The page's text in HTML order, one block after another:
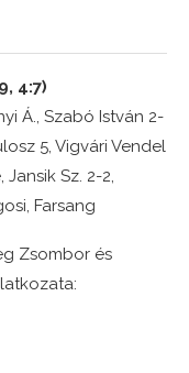
4:7)
Á., Szabó István 2-
5, Vigvári Vendel
Jansik Sz. 2-2,
Farsang
Zsombor és